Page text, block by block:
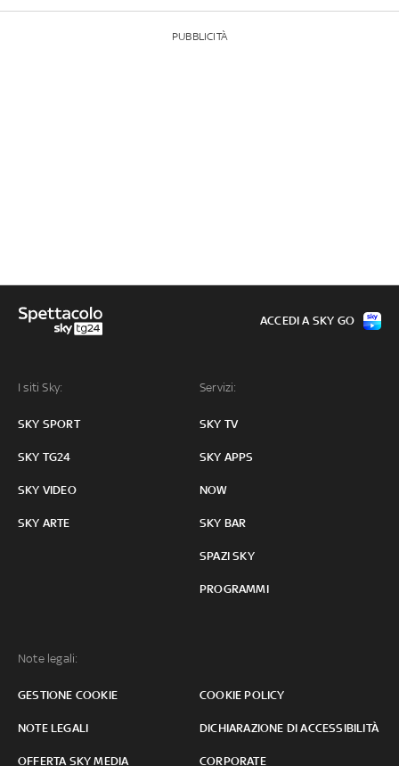
PUBBLICITÀ
I siti Sky:
SKY SPORT
SKY TG24
SKY VIDEO
SKY ARTE
Servizi:
SKY TV
SKY APPS
NOW
SKY BAR
SPAZI SKY
PROGRAMMI
Note legali:
GESTIONE COOKIE COOKIE POLICY
NOTE LEGALI DICHIARAZIONE DI ACCESSIBILITÀ
OFFERTA SKY MEDIA CORPORATE
ACCEDI A SKY GO